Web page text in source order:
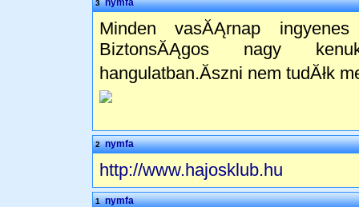
3 nymfa
Minden vasĂĄrnap
BiztonsĂĄgos nagy
hangulatban.Ăszni nem tudĂłk
2 nymfa
http://www.hajosklub.hu
1 nymfa